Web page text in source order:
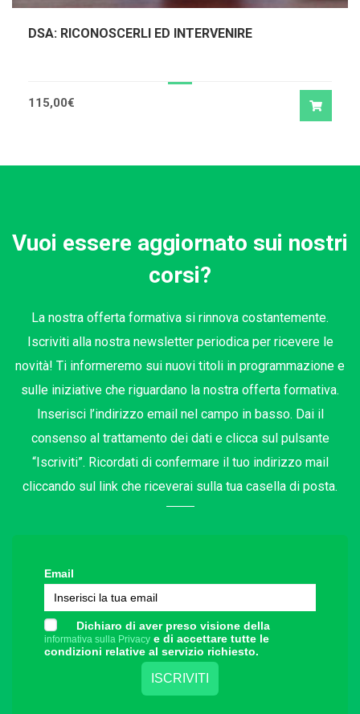
DSA: RICONOSCERLI ED INTERVENIRE
115,00€
Vuoi essere aggiornato sui nostri
corsi?
La nostra offerta formativa si rinnova costantemente.
Iscriviti alla nostra newsletter periodica per ricevere le
novità! Ti informeremo sui nuovi titoli in programmazione e
sulle iniziative che riguardano la nostra offerta formativa.
Inserisci l’indirizzo email nel campo in basso. Dai il
consenso al trattamento dei dati e clicca sul pulsante
“Iscriviti”. Ricordati di confermare il tuo indirizzo mail
cliccando sul link che riceverai sulla tua casella di posta.
Email
Dichiaro di aver preso visione della
informativa sulla Privacy e di accettare tutte le
condizioni relative al servizio richiesto.